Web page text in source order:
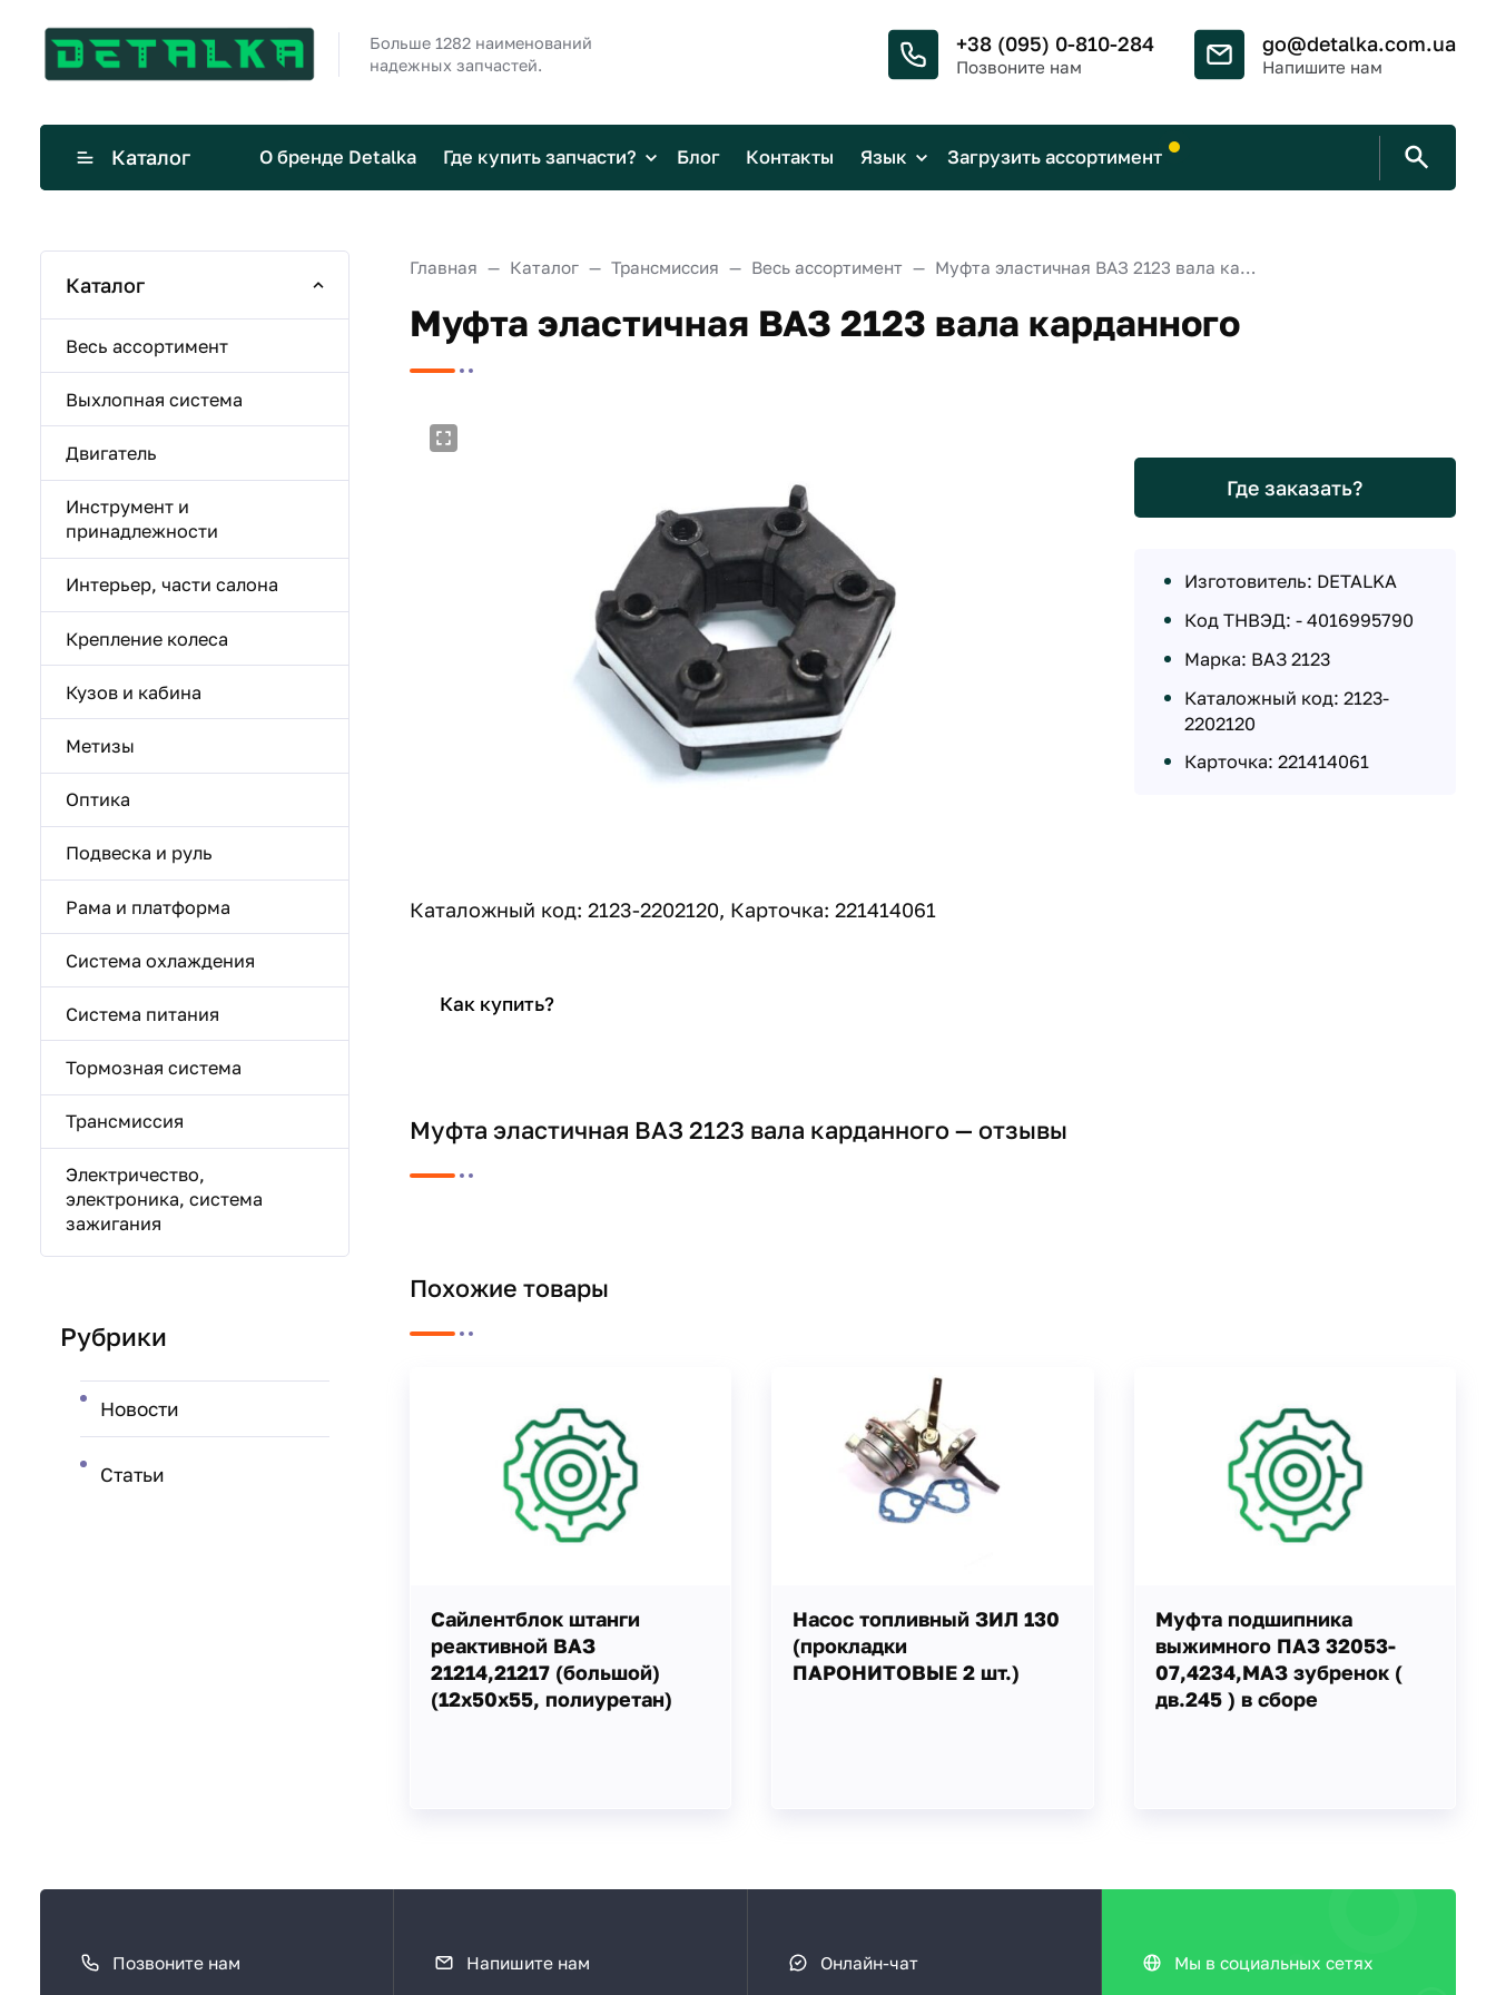
Больше 1282 наименований
надежных запчастей.
+38 (095) 0-810-284
Позвоните нам
go@detalka.com.ua
Напишите нам
Каталог О бренде Detalka Где купить запчасти? Блог Контакты Язык Загрузить ассортимент
Главная Каталог Трансмиссия Весь ассортимент Муфта эластичная ВАЗ 2123 вала карданного
Муфта эластичная ВАЗ 2123 вала карданного
Где заказать?
Изготовитель: DETALKA
Код ТНВЭД: - 4016995790
Марка: ВАЗ 2123
Каталожный код: 2123-
2202120
Карточка: 221414061
Каталожный код: 2123-2202120, Карточка: 221414061
Как купить?
Муфта эластичная ВАЗ 2123 вала карданного — отзывы
Похожие товары
Сайлентблок штанги
реактивной ВАЗ
21214,21217 (большой)
(12х50х55, полиуретан)
Насос топливный ЗИЛ 130
(прокладки
ПАРОНИТОВЫЕ 2 шт.)
Муфта подшипника
выжимного ПАЗ 32053-
07,4234,МАЗ зубренок (
дв.245 ) в сборе
Каталог
Весь ассортимент
Выхлопная система
Двигатель
Инструмент и
принадлежности
Интерьер, части салона
Крепление колеса
Кузов и кабина
Метизы
Оптика
Подвеска и руль
Рама и платформа
Система охлаждения
Система питания
Тормозная система
Трансмиссия
Электричество,
электроника, система
зажигания
Рубрики
Новости
Статьи
Позвоните нам Напишите нам Онлайн-чат Мы в социальных сетях